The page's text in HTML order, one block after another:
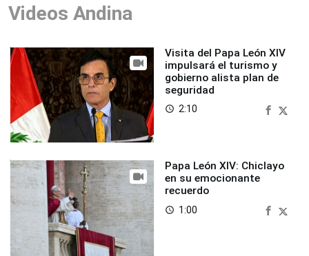
Videos Andina
Visita del Papa León XIV
impulsará el turismo y
gobierno alista plan de
seguridad
access_time 2:10
Papa León XIV: Chiclayo
en su emocionante
recuerdo
access_time 1:00